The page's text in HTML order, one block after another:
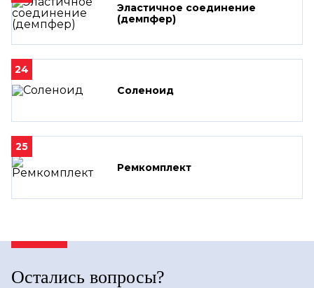
Эластичное соединение
(демпфер)
24
Соленоид
25
Ремкомплект
Остались вопросы?